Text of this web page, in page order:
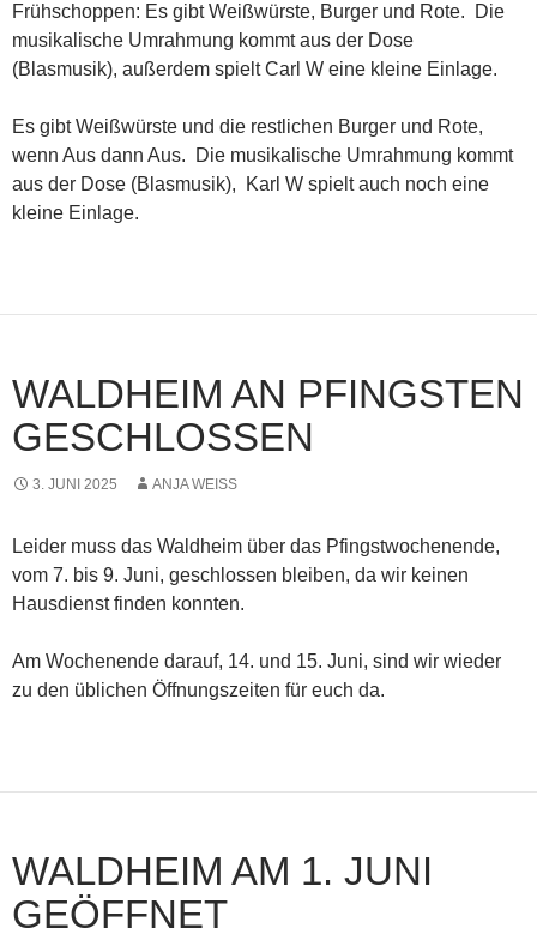
Frühschoppen: Es gibt Weißwürste, Burger und Rote. Die
musikalische Umrahmung kommt aus der Dose
(Blasmusik), außerdem spielt Carl W eine kleine Einlage.
Es gibt Weißwürste und die restlichen Burger und Rote,
wenn Aus dann Aus. Die musikalische Umrahmung kommt
aus der Dose (Blasmusik), Karl W spielt auch noch eine
kleine Einlage.
WALDHEIM AN PFINGSTEN
GESCHLOSSEN
3. JUNI 2025 ANJA WEISS
Leider muss das Waldheim über das Pfingstwochenende,
vom 7. bis 9. Juni, geschlossen bleiben, da wir keinen
Hausdienst finden konnten.
Am Wochenende darauf, 14. und 15. Juni, sind wir wieder
zu den üblichen Öffnungszeiten für euch da.
WALDHEIM AM 1. JUNI
GEÖFFNET